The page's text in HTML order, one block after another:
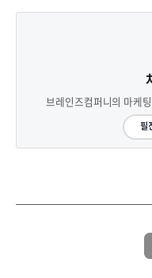
브레인즈컴퍼니의 마케
필